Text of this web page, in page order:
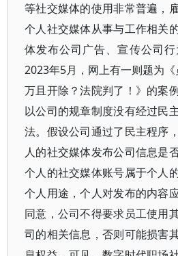
等社交媒体的使用非常普遍，
个人社交媒体从事与工作相关
体发布公司广告、宣传公司行
2023年5月，网上有一则题为
万且开除？法院判了！》的案
以公司的规章制度没有经过民
法。假设公司通过了民主程序
人的社交媒体发布公司信息是
个人的社交媒体账号属于个人
个人用途，个人对发布的内容
同意，公司不得要求员工使用
司的相关信息，否则可能损害